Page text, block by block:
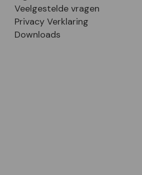
Veelgestelde vragen
Privacy Verklaring
Downloads